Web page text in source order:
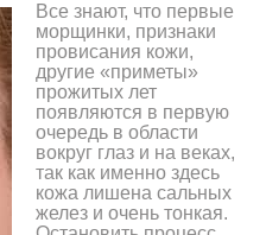
Все знают, что первые
морщинки, признаки
провисания кожи,
другие «приметы»
прожитых лет
появляются в первую
очередь в области
вокруг глаз и на веках,
так как именно здесь
кожа лишена сальных
желез и очень тонкая.